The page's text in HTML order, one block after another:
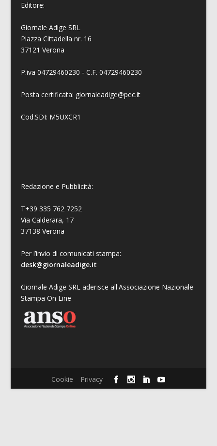
Editore:
Giornale Adige SRL
Piazza Cittadella nr. 16
37121 Verona
P.iva 04729460230 - C.F. 04729460230
Posta certificata: giornaleadige@pec.it
Cod.SDI: M5UXCR1
Redazione e Pubblicità:
T+39 335 762 7252
Via Calderara, 17
37138 Verona
Per l’invio di comunicati stampa:
desk@giornaleadige.it
Giornale Adige SRL aderisce all'Associazione Nazionale
Stampa On Line
Cookie Privacy